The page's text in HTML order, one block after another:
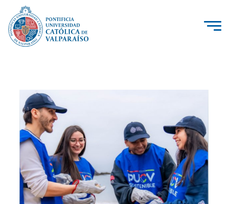
PUCV Internacional
Vinculación con el Medio
Admisión
Pregrado